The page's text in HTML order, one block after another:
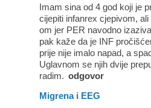
Imam sina od 4 god koji je
cijepiti infanrex cjepivom,
om jer PER navodno
pak kaže da je INF
prije nije imalo napad, a
Uglavnom se njih dvije
radim. odgovor
Migrena i EEG